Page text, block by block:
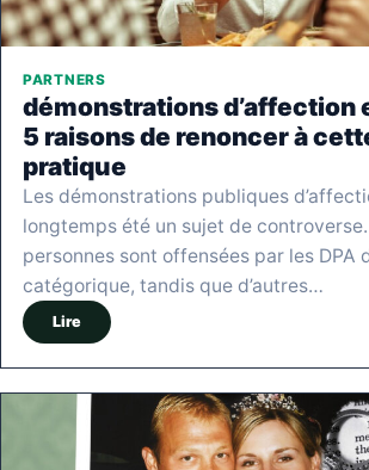
PARTNERS
démonstrations d’affection
5 raisons de renoncer à
pratique
Les démonstrations publiques
longtemps été un sujet de
personnes sont offensées par les DPA
catégorique, tandis que d’autres…
Lire